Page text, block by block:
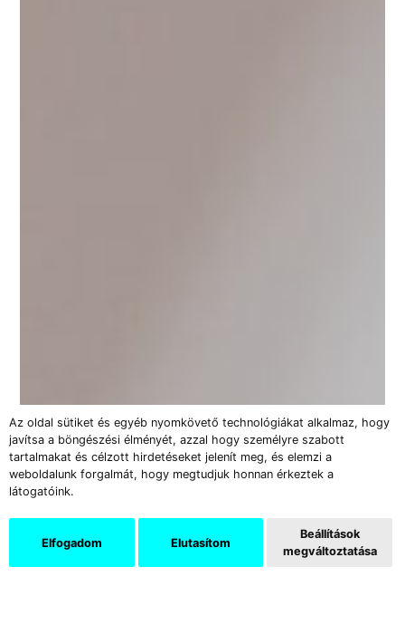
Az oldal sütiket és egyéb nyomkövető technológiákat alkalmaz, hogy
javítsa a böngészési élményét, azzal hogy személyre szabott
tartalmakat és célzott hirdetéseket jelenít meg, és elemzi a
weboldalunk forgalmát, hogy megtudjuk honnan érkeztek a
látogatóink.
Elfogadom Elutasítom
Beállítások
megváltoztatása